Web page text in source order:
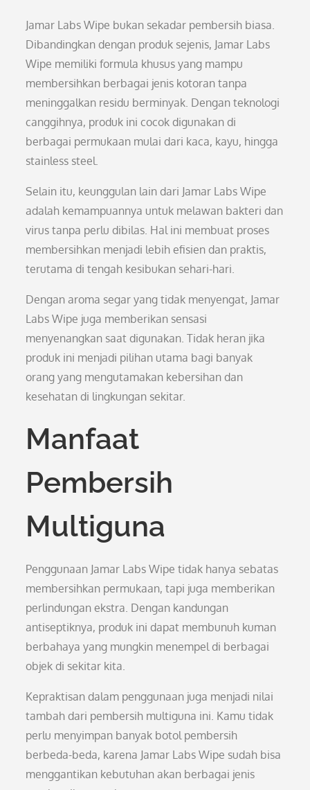
Jamar Labs Wipe bukan sekadar pembersih biasa.
Dibandingkan dengan produk sejenis, Jamar Labs
Wipe memiliki formula khusus yang mampu
membersihkan berbagai jenis kotoran tanpa
meninggalkan residu berminyak. Dengan teknologi
canggihnya, produk ini cocok digunakan di
berbagai permukaan mulai dari kaca, kayu, hingga
stainless steel.
Selain itu, keunggulan lain dari Jamar Labs Wipe
adalah kemampuannya untuk melawan bakteri dan
virus tanpa perlu dibilas. Hal ini membuat proses
membersihkan menjadi lebih efisien dan praktis,
terutama di tengah kesibukan sehari-hari.
Dengan aroma segar yang tidak menyengat, Jamar
Labs Wipe juga memberikan sensasi
menyenangkan saat digunakan. Tidak heran jika
produk ini menjadi pilihan utama bagi banyak
orang yang mengutamakan kebersihan dan
kesehatan di lingkungan sekitar.
Manfaat
Pembersih
Multiguna
Penggunaan Jamar Labs Wipe tidak hanya sebatas
membersihkan permukaan, tapi juga memberikan
perlindungan ekstra. Dengan kandungan
antiseptiknya, produk ini dapat membunuh kuman
berbahaya yang mungkin menempel di berbagai
objek di sekitar kita.
Kepraktisan dalam penggunaan juga menjadi nilai
tambah dari pembersih multiguna ini. Kamu tidak
perlu menyimpan banyak botol pembersih
berbeda-beda, karena Jamar Labs Wipe sudah bisa
menggantikan kebutuhan akan berbagai jenis